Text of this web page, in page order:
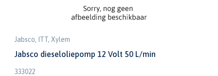
Jabsco, ITT, Xylem
Jabsco dieseloliepomp 12 Volt 50 L/min
333022